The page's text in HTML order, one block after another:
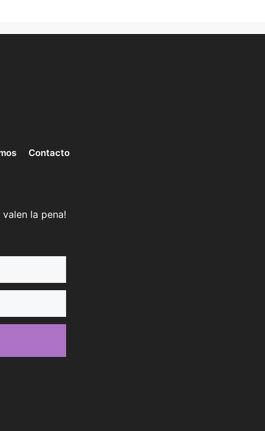
Contacto
la pena!